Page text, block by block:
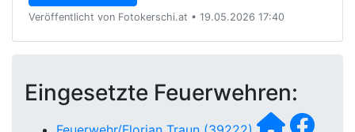
Veröffentlicht von Fotokerschi.at • 19.05.2026 17:40
Eingesetzte Feuerwehren: